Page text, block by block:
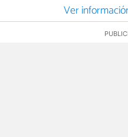
Ver